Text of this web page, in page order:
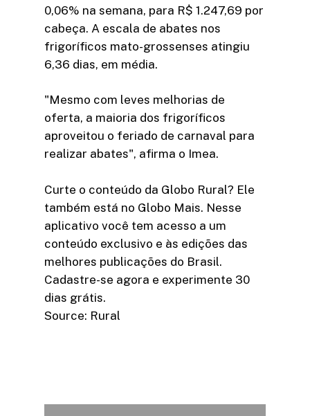
0,06% na semana, para R$ 1.247,69 por
cabeça. A escala de abates nos
frigoríficos mato-grossenses atingiu
6,36 dias, em média.
"Mesmo com leves melhorias de
oferta, a maioria dos frigoríficos
aproveitou o feriado de carnaval para
realizar abates", afirma o Imea.
Curte o conteúdo da Globo Rural? Ele
também está no Globo Mais. Nesse
aplicativo você tem acesso a um
conteúdo exclusivo e às edições das
melhores publicações do Brasil.
Cadastre-se agora e experimente 30
dias grátis.
Source: Rural